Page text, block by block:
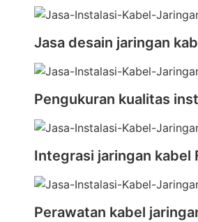
Jasa desain jaringan
Pengukuran kualitas
Integrasi jaringan kabel
Perawatan kabel